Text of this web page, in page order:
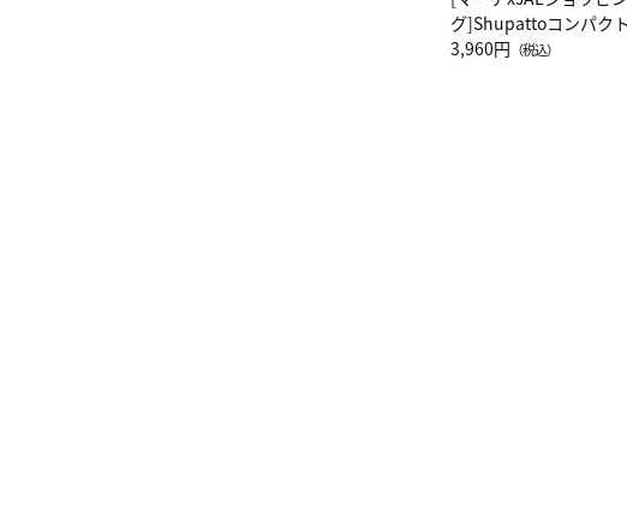
グ]Shupattoコンパク
グ Drop JAL客室乗務員
3,960円 （税込）